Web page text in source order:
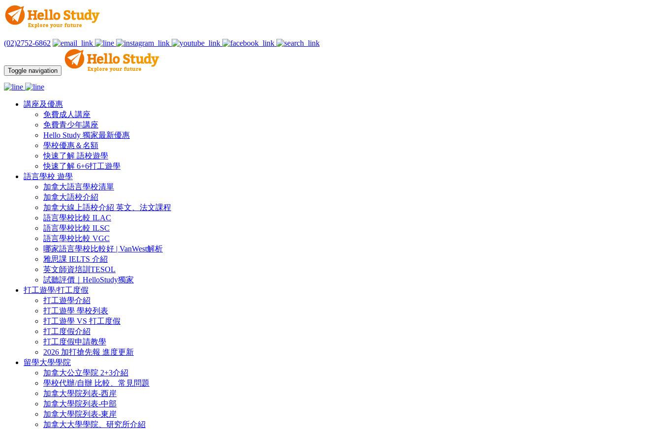
(02)2752-6862
Toggle navigation
講座及優惠
免費成人講座
免費青少年講座
Hello Study 獨家最新優惠
學校優惠＆名額
快速了解 語校遊學
快速了解 6+6打工遊學
語言學校 遊學
加拿大語言學校清單
加拿大語校介紹
加拿大線上語校介紹 英文、法文課程
語言學校比較 ILAC
語言學校比較 ILSC
語言學校比較 VGC
哪家語言學校比較好 | VanWest解析
雅思課 IELTS 介紹
英文師資培訓TESOL
試聽評價｜HelloStudy獨家
打工遊學/打工度假
打工遊學介紹
打工遊學 學校列表
打工遊學 VS 打工度假
打工度假介紹
打工度假申請教學
2026 加打搶先報 進度更新
留學大學學院
加拿大公立學院 2+3介紹
學校代辦/自辦 比較、常見問題
加拿大學院列表-西岸
加拿大學院列表-中部
加拿大學院列表-東岸
加拿大大學學院、研究所介紹